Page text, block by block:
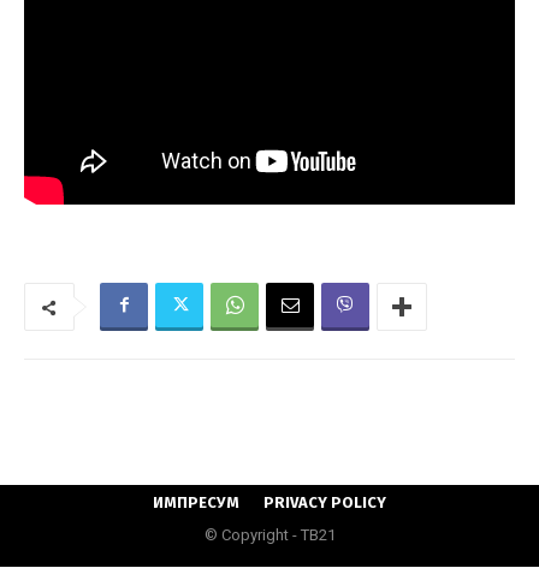
ИМПРЕСУМ
PRIVACY POLICY
© Copyright - ТВ21